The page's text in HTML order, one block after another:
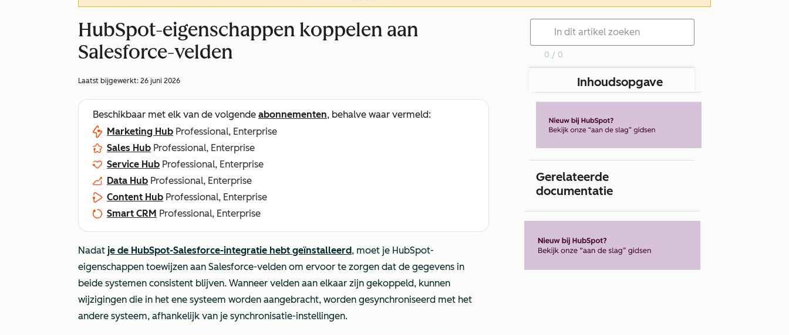
HubSpot-eigenschappen koppelen aan
Salesforce-velden
Laatst bijgewerkt: 26 juni 2026
Beschikbaar met elk van de volgende abonnementen, behalve waar vermeld:
Marketing Hub Professional, Enterprise
Sales Hub Professional, Enterprise
Service Hub Professional, Enterprise
Data Hub Professional, Enterprise
Content Hub Professional, Enterprise
Smart CRM Professional, Enterprise
Nadat je de HubSpot-Salesforce-integratie hebt geïnstalleerd, moet je HubSpot-
eigenschappen toewijzen aan Salesforce-velden om ervoor te zorgen dat de gegevens in
beide systemen consistent blijven. Wanneer velden aan elkaar zijn gekoppeld, kunnen
wijzigingen die in het ene systeem worden aangebracht, worden gesynchroniseerd met het
andere systeem, afhankelijk van je synchronisatie-instellingen.
0 / 0
Inhoudsopgave
Gerelateerde
documentatie